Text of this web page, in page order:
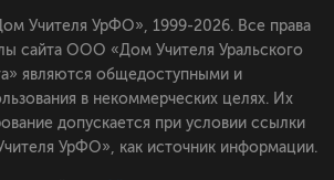
Учителя УрФО», 1999-2026. Все права
сайта ООО «Дом Учителя Уральского
являются общедоступными и
в некоммерческих целях. Их
допускается при условии ссылки
УрФО», как источник информации.